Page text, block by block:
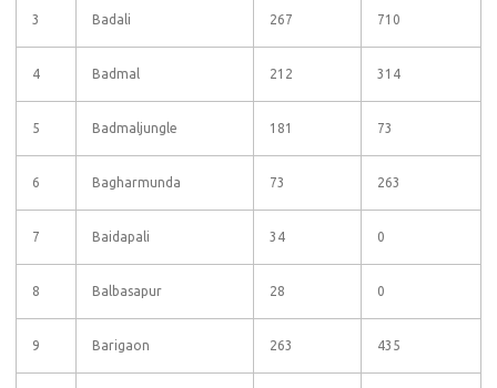
3 Badali 267 710
4 Badmal 212 314
5 Badmaljungle 181 73
6 Bagharmunda 73 263
7 Baidapali 34 0
8 Balbasapur 28 0
9 Barigaon 263 435